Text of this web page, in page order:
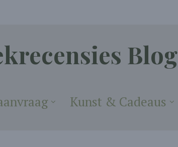
Blog
Kunst & Cadeaus